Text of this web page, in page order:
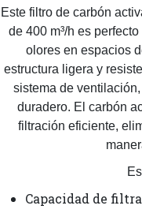
Este filtro de carbón
de 400 m³/h es
olores en espacios
estructura ligera y
sistema de
duradero. El carbón
filtración eficiente,
Capacidad de